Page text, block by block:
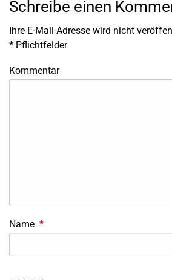
Schreibe einen
Ihre E-Mail-Adresse wird nicht
* Pflichtfelder
Kommentar
Name *